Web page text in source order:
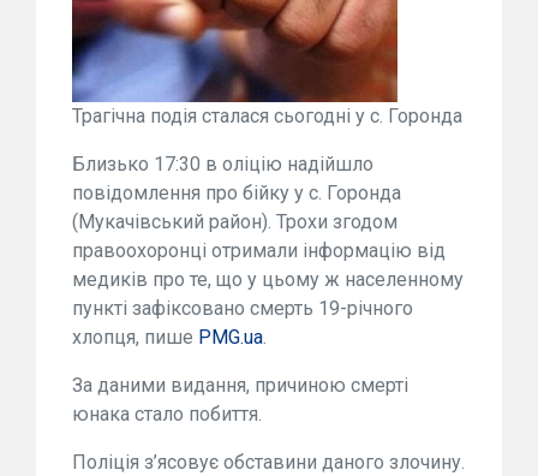
Трагічна подія сталася сьогодні у с. Горонда
Близько 17:30 в оліцію надійшло
повідомлення про бійку у с. Горонда
(Мукачівський район). Трохи згодом
правоохоронці отримали інформацію від
медиків про те, що у цьому ж населенному
пункті зафіксовано смерть 19-річного
хлопця, пише PMG.ua.
За даними видання, причиною смерті
юнака стало побиття.
Поліція з’ясовує обставини даного злочину.